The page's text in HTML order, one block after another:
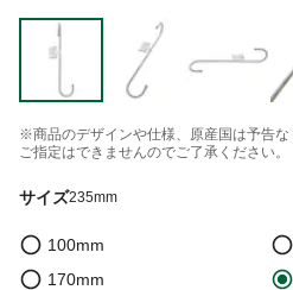
※商品のデザインや仕様、原産国は予告な
ご指定はできませんのでご了承ください。
サイズ235mm
100mm
170mm